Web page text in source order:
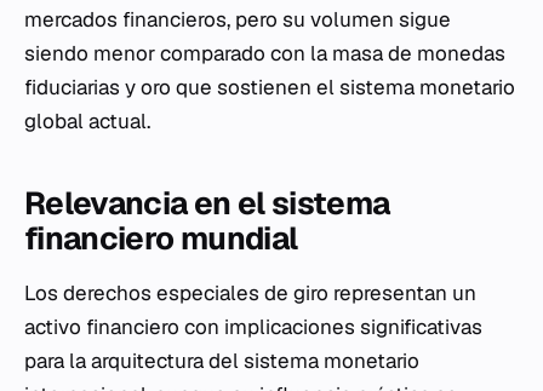
mercados financieros, pero su volumen sigue
siendo menor comparado con la masa de monedas
fiduciarias y oro que sostienen el sistema monetario
global actual.
Relevancia en el sistema
financiero mundial
Los derechos especiales de giro representan un
activo financiero con implicaciones significativas
para la arquitectura del sistema monetario